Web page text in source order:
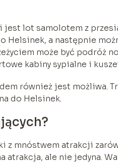
lot samolotem z
Helsinek, a następnie
może być podróż
kabiny sypialne i
również jest możliwa.
do Helsinek.
z mnóstwem atrakcji
atrakcja, ale nie jedyna.